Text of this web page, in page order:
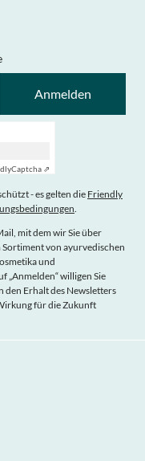
Anmelden
Captcha ⇗
- es gelten die Friendly
mit dem wir Sie über
von ayurvedischen
und
„Anmelden“ willigen Sie
den Erhalt des Newsletters
für die Zukunft